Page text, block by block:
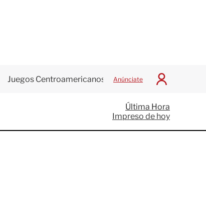
Juegos Centroamericanos Anúnciate
I
c
i
a
Última Hora
Impreso de hoy